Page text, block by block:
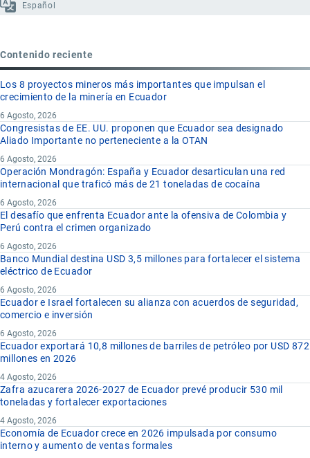
Español
Contenido reciente
Los 8 proyectos mineros más importantes que impulsan el
crecimiento de la minería en Ecuador
6 Agosto, 2026
Congresistas de EE. UU. proponen que Ecuador sea designado
Aliado Importante no perteneciente a la OTAN
6 Agosto, 2026
Operación Mondragón: España y Ecuador desarticulan una red
internacional que traficó más de 21 toneladas de cocaína
6 Agosto, 2026
El desafío que enfrenta Ecuador ante la ofensiva de Colombia y
Perú contra el crimen organizado
6 Agosto, 2026
Banco Mundial destina USD 3,5 millones para fortalecer el sistema
eléctrico de Ecuador
6 Agosto, 2026
Ecuador e Israel fortalecen su alianza con acuerdos de seguridad,
comercio e inversión
6 Agosto, 2026
Ecuador exportará 10,8 millones de barriles de petróleo por USD 872
millones en 2026
4 Agosto, 2026
Zafra azucarera 2026-2027 de Ecuador prevé producir 530 mil
toneladas y fortalecer exportaciones
4 Agosto, 2026
Economía de Ecuador crece en 2026 impulsada por consumo
interno y aumento de ventas formales